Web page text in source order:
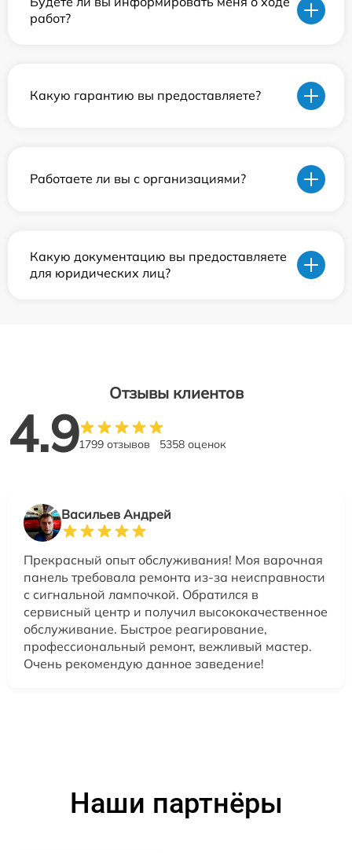
работ?
Какую гарантию вы предоставляете?
Работаете ли вы с организациями?
Какую документацию вы предоставляете
для юридических лиц?
Отзывы клиентов
4.91799 отзывов 5358 оценок
Васильев Андрей
Прекрасный опыт обслуживания! Моя варочная
панель требовала ремонта из-за неисправности
с сигнальной лампочкой. Обратился в
сервисный центр и получил высококачественное
обслуживание. Быстрое реагирование,
профессиональный ремонт, вежливый мастер.
Очень рекомендую данное заведение!
Наши партнёры